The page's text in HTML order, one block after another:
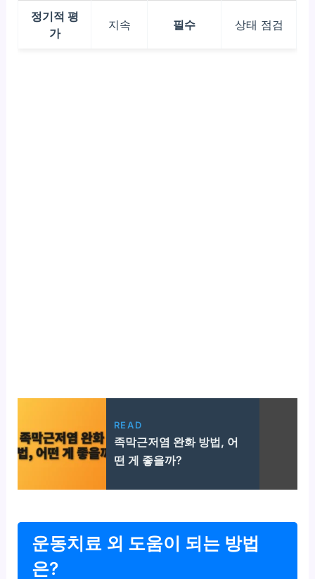
정기적 평
가
지속 필수 상태 점검
READ
족막근저염 완화 방법, 어
떤 게 좋을까?
운동치료 외 도움이 되는 방법
은?